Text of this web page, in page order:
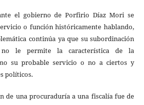
el gobierno de Porfirio Díaz Mori se
o función históricamente hablando,
continúa ya que su subordinación
le permite la característica de la
su probable servicio o no a ciertos y
políticos.
de una procuraduría a una fiscalía fue de